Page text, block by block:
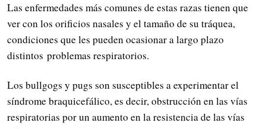
Las enfermedades más comunes de estas razas tienen que
ver con los orificios nasales y el tamaño de su tráquea,
condiciones que les pueden ocasionar a largo plazo
distintos problemas respiratorios.
Los bullgogs y pugs son susceptibles a experimentar el
síndrome braquicefálico, es decir, obstrucción en las vías
respiratorias por un aumento en la resistencia de las vías